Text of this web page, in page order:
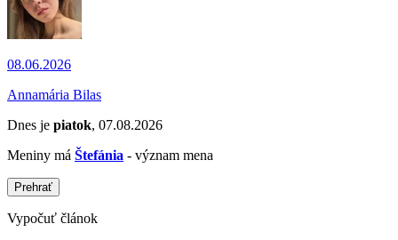
08.06.2026
Annamária Bilas
Dnes je piatok, 07.08.2026
Meniny má Štefánia - význam mena
Prehrať
Vypočuť článok